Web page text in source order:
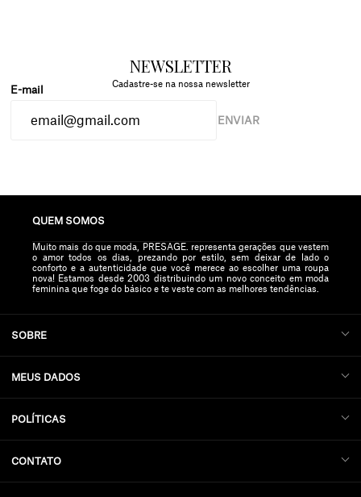
NEWSLETTER
Cadastre-se na nossa newsletter
ENVIAR
SOBRE
MEUS DADOS
POLÍTICAS
CONTATO
QUEM SOMOS
Muito mais do que moda, PRESAGE. representa gerações que vestem
o amor todos os dias, prezando por estilo, sem deixar de lado o
conforto e a autenticidade que você merece ao escolher uma roupa
nova! Estamos desde 2003 distribuindo um novo conceito em moda
feminina que foge do básico e te veste com as melhores tendências.